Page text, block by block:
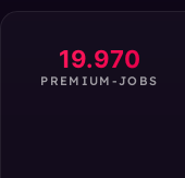
19.970
PREMIUM-JOBS